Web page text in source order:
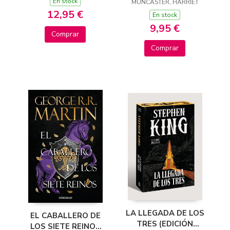
12,95 €
Comprar
TELEVISIÓN) - JUEGA
CON ISADORA Y
PINKY
MUNCASTER, HARRIET
En stock
9,95 €
Comprar
EL CABALLERO DE
LOS SIETE REINOS
LA LLEGADA DE LOS
TRES (EDICIÓN